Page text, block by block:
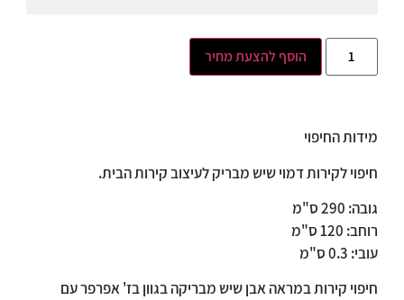
הוסף להצעת מחיר
מידות החיפוי
חיפוי לקירות דמוי שיש מבריק לעיצוב קירות הבית.
גובה: 290 ס"מ
רוחב: 120 ס"מ
עובי: 0.3 ס"מ
חיפוי קירות במראה אבן שיש מבריקה בגוון בז' אפרפר עם